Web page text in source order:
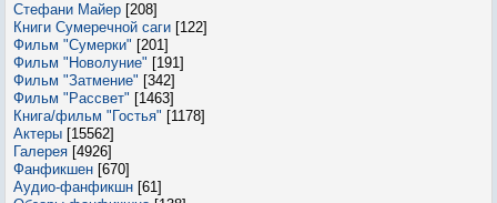
Стефани Майер [208]
Книги Сумеречной саги [122]
Фильм "Сумерки" [201]
Фильм "Новолуние" [191]
Фильм "Затмение" [342]
Фильм "Рассвет" [1463]
Книга/фильм "Гостья" [1178]
Актеры [15562]
Галерея [4926]
Фанфикшен [670]
Аудио-фанфикшн [61]